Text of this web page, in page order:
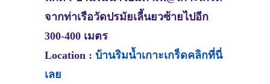
จากท่าเรือวัดปรมัยเลี้นยวซ้ายไปอีก
300-400 เมตร
Location : บ้านริมน้ำเกาะเกร็ดคลิกที่นี่
เลย